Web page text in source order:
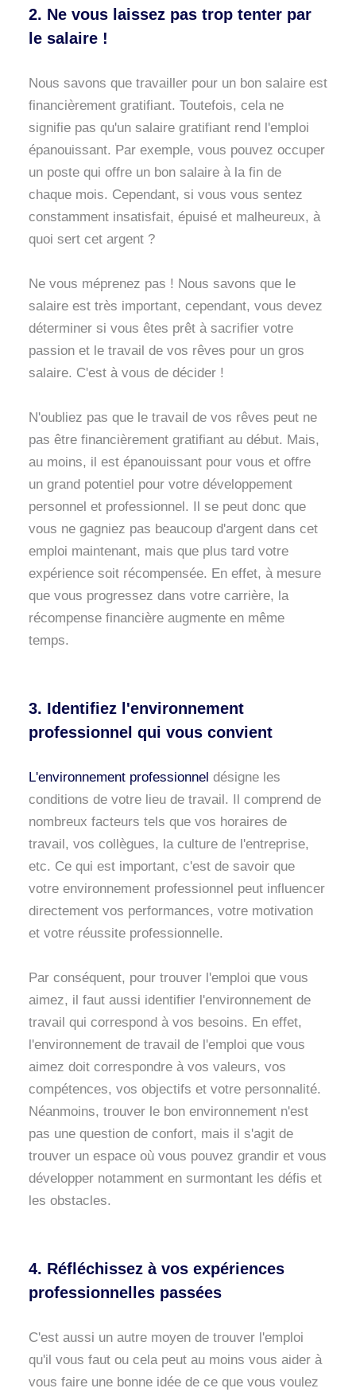
2. Ne vous laissez pas trop tenter par
le salaire !
Nous savons que travailler pour un bon salaire est
financièrement gratifiant. Toutefois, cela ne
signifie pas qu'un salaire gratifiant rend l'emploi
épanouissant. Par exemple, vous pouvez occuper
un poste qui offre un bon salaire à la fin de
chaque mois. Cependant, si vous vous sentez
constamment insatisfait, épuisé et malheureux, à
quoi sert cet argent ?
Ne vous méprenez pas ! Nous savons que le
salaire est très important, cependant, vous devez
déterminer si vous êtes prêt à sacrifier votre
passion et le travail de vos rêves pour un gros
salaire. C'est à vous de décider !
N'oubliez pas que le travail de vos rêves peut ne
pas être financièrement gratifiant au début. Mais,
au moins, il est épanouissant pour vous et offre
un grand potentiel pour votre développement
personnel et professionnel. Il se peut donc que
vous ne gagniez pas beaucoup d'argent dans cet
emploi maintenant, mais que plus tard votre
expérience soit récompensée. En effet, à mesure
que vous progressez dans votre carrière, la
récompense financière augmente en même
temps.
3. Identifiez l'environnement
professionnel qui vous convient
L'environnement professionnel désigne les
conditions de votre lieu de travail. Il comprend de
nombreux facteurs tels que vos horaires de
travail, vos collègues, la culture de l'entreprise,
etc. Ce qui est important, c'est de savoir que
votre environnement professionnel peut influencer
directement vos performances, votre motivation
et votre réussite professionnelle.
Par conséquent, pour trouver l'emploi que vous
aimez, il faut aussi identifier l'environnement de
travail qui correspond à vos besoins. En effet,
l'environnement de travail de l'emploi que vous
aimez doit correspondre à vos valeurs, vos
compétences, vos objectifs et votre personnalité.
Néanmoins, trouver le bon environnement n'est
pas une question de confort, mais il s'agit de
trouver un espace où vous pouvez grandir et vous
développer notamment en surmontant les défis et
les obstacles.
4. Réfléchissez à vos expériences
professionnelles passées
C'est aussi un autre moyen de trouver l'emploi
qu'il vous faut ou cela peut au moins vous aider à
vous faire une bonne idée de ce que vous voulez